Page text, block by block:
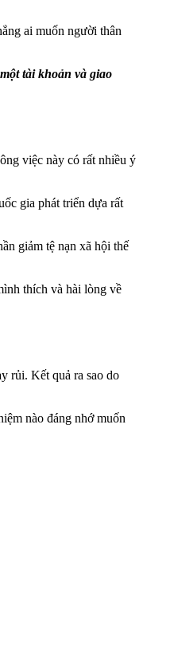
ai muốn người thân
tài khoản và giao
việc này có rất nhiều ý
gia phát triển dựa rất
giảm tệ nạn xã hội thế
thích và hài lòng về
rủi. Kết quả ra sao do
nào đáng nhớ muốn